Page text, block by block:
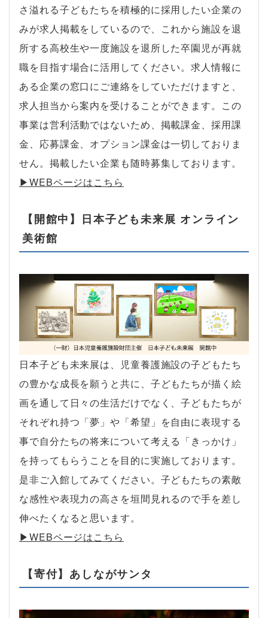
さ溢れる子どもたちを積極的に採用したい企業の
みが求人掲載をしているので、これから施設を退
所する高校生や一度施設を退所した卒園児が再就
職を目指す場合に活用してください。求人情報に
ある企業の窓口にご連絡をしていただけますと、
求人担当から案内を受けることができます。この
事業は営利活動ではないため、掲載課金、採用課
金、応募課金、オプション課金は一切しておりま
せん。掲載したい企業も随時募集しております。
▶︎WEBページはこちら
【開館中】日本子ども未来展 オンライン
美術館
日本子ども未来展は、児童養護施設の子どもたち
の豊かな成長を願うと共に、子どもたちが描く絵
画を通して日々の生活だけでなく、子どもたちが
それぞれ持つ「夢」や「希望」を自由に表現する
事で自分たちの将来について考える「きっかけ」
を持ってもらうことを目的に実施しております。
是非ご入館してみてください。子どもたちの素敵
な感性や表現力の高さを垣間見れるので手を差し
伸べたくなると思います。
▶︎WEBページはこちら
【寄付】あしながサンタ